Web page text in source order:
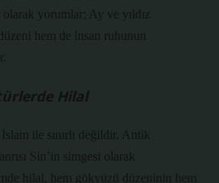
yorumlar; Ay ve yıldız
hem de insan ruhunun
Hilal
ile sınırlı değildir. Antik
Sin’in simgesi olarak
hilal, hem gökyüzü düzeninin hem